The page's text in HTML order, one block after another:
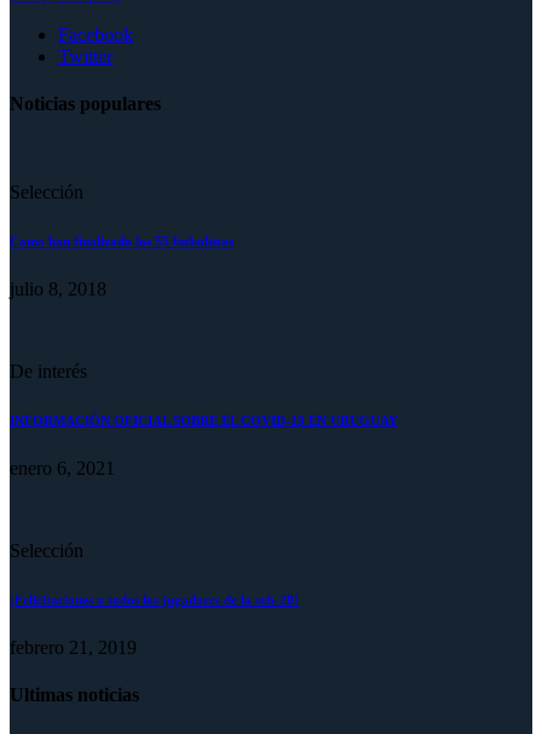
Facebook
Twitter
Noticias populares
Selección
Como han finalizado los 55 futbolistas
julio 8, 2018
De interés
INFORMACIÓN OFICIAL SOBRE EL COVID-19 EN URUGUAY
enero 6, 2021
Selección
¡Felicitaciones a todos los jugadores de la sub-20!
febrero 21, 2019
Ultimas noticias